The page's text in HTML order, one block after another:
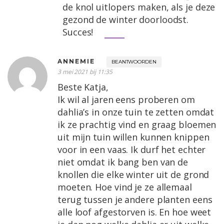
de knol uitlopers maken, als je deze
gezond de winter doorloodst.
Succes!
ANNEMIE BEANTWOORDEN
3 mei 2021 bij 11:35
Beste Katja,
Ik wil al jaren eens proberen om
dahlia’s in onze tuin te zetten omdat
ik ze prachtig vind en graag bloemen
uit mijn tuin willen kunnen knippen
voor in een vaas. Ik durf het echter
niet omdat ik bang ben van de
knollen die elke winter uit de grond
moeten. Hoe vind je ze allemaal
terug tussen je andere planten eens
alle loof afgestorven is. En hoe weet